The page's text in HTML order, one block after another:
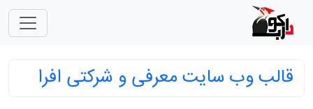
قالب وب سایت معرفی و شرکتی افرا